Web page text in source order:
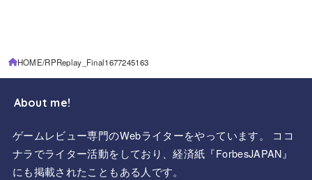
HOME RPReplay_Final1677245163
About me!
ゲームレビュー専門のWebライターをやっています。 ココ
ナラでライター活動をしており、経済紙『ForbesJAPAN』
にも掲載されたこともある人です。